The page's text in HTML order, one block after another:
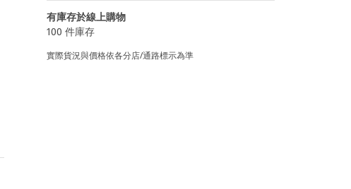
有庫存於線上購物
100 件庫存
實際貨況與價格依各分店/通路標示為準